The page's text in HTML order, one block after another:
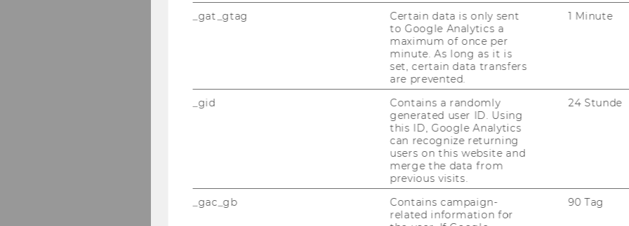
_gat_gtag
Certain data is only sent
to Google Analytics a
maximum of once per
minute. As long as it is
set, certain data transfers
are prevented.
1 Minute
_gid
Contains a randomly
generated user ID. Using
this ID, Google Analytics
can recognize returning
users on this website and
merge the data from
previous visits.
24 Stunde
_gac_gb
Contains campaign-
related information for
90 Tag